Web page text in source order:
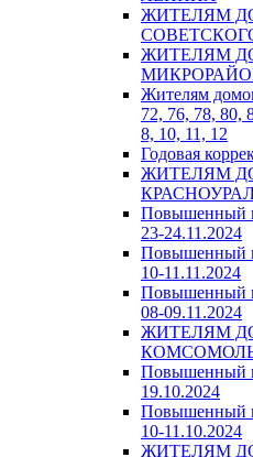
ЖИТЕЛЯМ
ЖИТЕЛЯМ
Жителям
72, 76, 78, 80,
8, 10, 11, 12
Годовая
ЖИТЕЛЯМ
Повышенный
23-24.11.2024
Повышенный
10-11.11.2024
Повышенный
08-09.11.2024
ЖИТЕЛЯМ
Повышенный
19.10.2024
Повышенный
10-11.10.2024
ЖИТЕЛЯМ